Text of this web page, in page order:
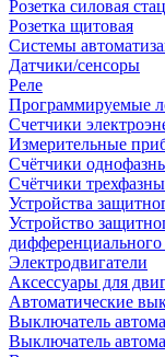
Розетка силовая
Розетка щитовая
Системы
Датчики/сенсоры
Реле
Программируемые
Счетчики
Измерительные
Счётчики
Счётчики
Устройства
Устройство
дифференциального
Электродвигатели
Аксессуары для
Автоматические
Выключатель
Выключатель